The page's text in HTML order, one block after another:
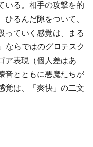
いる。相手の攻撃を的
るんだ隙をついて、
っていく感覚は、まる
ならではのグロテスク
ア表現（個人差はあ
音とともに悪魔たちが
覚は、「爽快」の二文